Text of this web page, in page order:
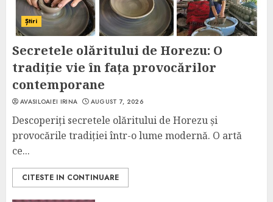
Știri
Secretele olăritului de Horezu: O
tradiție vie în fața provocărilor
contemporane
AVASILOAIEI IRINA AUGUST 7, 2026
Descoperiți secretele olăritului de Horezu și
provocările tradiției într-o lume modernă. O artă
ce...
CITESTE IN CONTINUARE